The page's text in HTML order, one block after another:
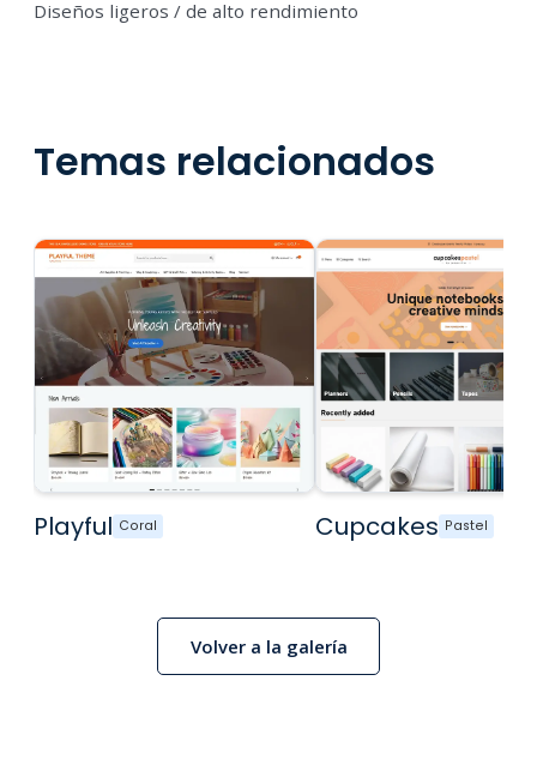
Diseños ligeros / de alto rendimiento
Temas relacionados
Playful Coral Cupcakes Pastel
Volver a la galería